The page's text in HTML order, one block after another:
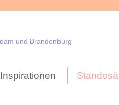
Inspirationen